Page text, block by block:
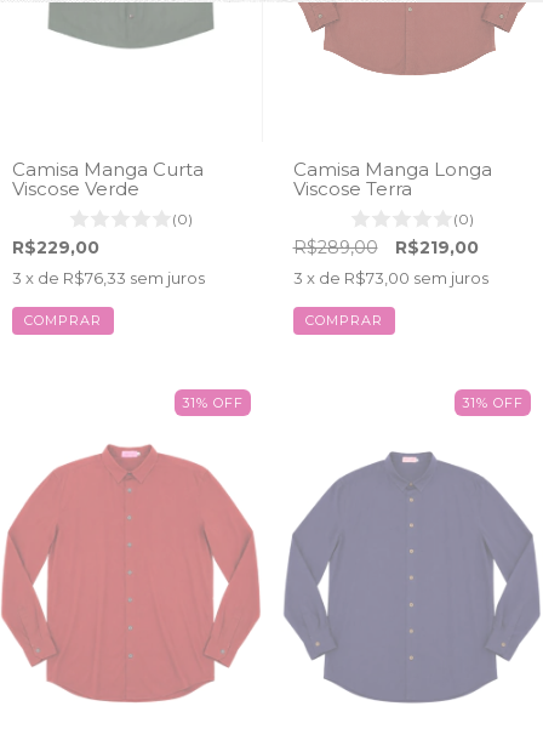
Camisa Manga Curta
Viscose Verde
(0)
R$229,00
3 x de R$76,33 sem juros
COMPRAR
Camisa Manga Longa
Viscose Terra
(0)
R$289,00 R$219,00
3 x de R$73,00 sem juros
COMPRAR
31% OFF 31% OFF